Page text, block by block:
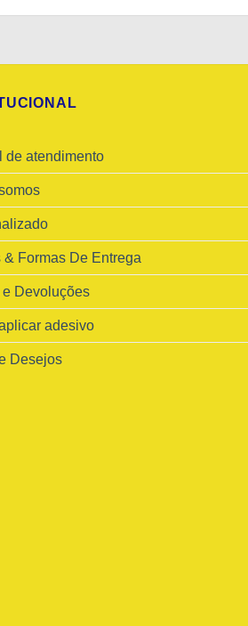
de atendimento
& Formas De Entrega
e Devoluções
adesivo
Desejos